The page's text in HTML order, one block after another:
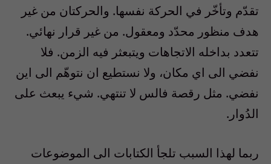
تقدّم وتأخّر في الحركة نفسها. والحركتان من غير
هدف منظور محدّد ومعقول. من غير قرار نهائي.
تتعدد بداخله الاتجاهات ويتبعثر فيه الزمن. فلا
نفضي الى اي مكان، ولا نستطيع ان نتوهّم الى اين
نفضي. مثل رقصة فالس لا تنتهي. شيء يبعث على
الدُوار.
ربما لهذا السبب تلجأ الكتابات الى الموضوعات